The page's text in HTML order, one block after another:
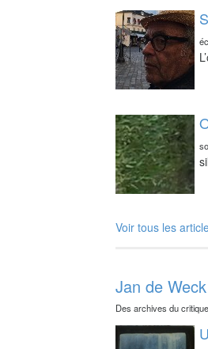
Voir tous les
Jan de Weck
Des archives du